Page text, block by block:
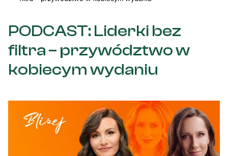
PODCAST: Liderki bez
filtra – przywództwo w
kobiecym wydaniu